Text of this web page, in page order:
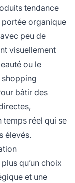
tendance
portée organique
peu de
visuellement
ou le
shopping
bâtir des
temps réel qui se
élevés.
qu’un choix
et une